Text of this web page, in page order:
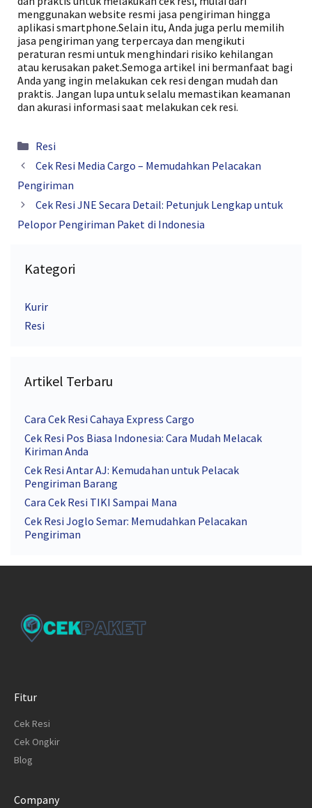
menggunakan website resmi jasa pengiriman hingga
aplikasi smartphone.Selain itu, Anda juga perlu memilih
jasa pengiriman yang terpercaya dan mengikuti
peraturan resmi untuk menghindari risiko kehilangan
atau kerusakan paket.Semoga artikel ini bermanfaat bagi
Anda yang ingin melakukan cek resi dengan mudah dan
praktis. Jangan lupa untuk selalu memastikan keamanan
dan akurasi informasi saat melakukan cek resi.
Kategori
Resi
Cek Resi Media Cargo – Memudahkan Pelacakan
Pengiriman
Cek Resi JNE Secara Detail: Petunjuk Lengkap untuk
Pelopor Pengiriman Paket di Indonesia
Kategori
Kurir
Resi
Artikel Terbaru
Cara Cek Resi Cahaya Express Cargo
Cek Resi Pos Biasa Indonesia: Cara Mudah Melacak
Kiriman Anda
Cek Resi Antar AJ: Kemudahan untuk Pelacak
Pengiriman Barang
Cara Cek Resi TIKI Sampai Mana
Cek Resi Joglo Semar: Memudahkan Pelacakan
Pengiriman
Fitur
Cek Resi
Cek Ongkir
Blog
Company